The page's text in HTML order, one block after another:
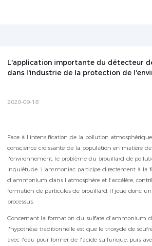
L'application importante du détecteur
dans l'industrie de la protection de
2020-09-18
Face à l'intensification de la pollution
conscience croissante de la population en matière
l'environnement, le problème du brouillard de
inquiétude. L'ammoniac participe directement à la
d'ammonium dans l'atmosphère et l'accélère,
formation de particules de brouillard. Il joue donc un
processus.
Concernant la formation du sulfate d'ammonium
l'hypothèse traditionnelle est que le trioxyde de
avec l'eau pour former de l'acide sulfurique, puis